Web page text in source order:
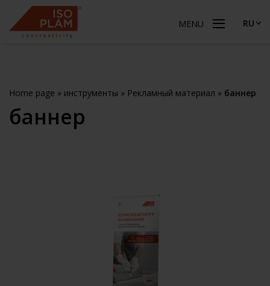
MENU RU
Home page » инструменты » Рекламный материал » баннер
баннер